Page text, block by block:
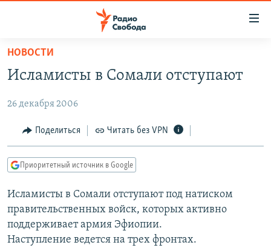
упрощенного
доступа
содержанию
Вернутся
навигации
Вернутся
поиску
АВТОРСКИЕ ПРОЕКТЫ
ЦИТАТЫ СВОБОДЫ
КУЛЬТУРА
IDEL.РЕАЛИИ
КАВКАЗ.РЕАЛИИ
СЕВЕР.РЕАЛИИ
НОВОСТИ
Исламисты в Сомали отступают
26 декабря 2006
Поделиться Читать без VPN
Приоритетный источник в Google
Исламисты в Сомали отступают под натиском
правительственных войск, которых активно
поддерживает армия Эфиопии.
Наступление ведется на трех фронтах.